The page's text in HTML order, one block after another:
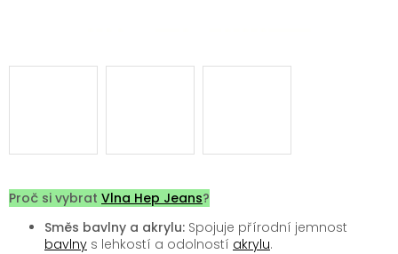
Proč si vybrat Vlna Hep Jeans?
Směs bavlny a akrylu: Spojuje přírodní jemnost
bavlny s lehkostí a odolností akrylu.